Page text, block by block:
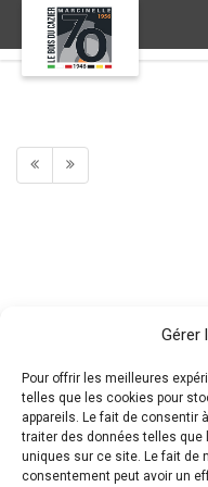
Gérer
Pour offrir les meilleures
telles que les cookies pour
appareils. Le fait de consentir
traiter des données telles que
uniques sur ce site. Le fait de
consentement peut avoir un